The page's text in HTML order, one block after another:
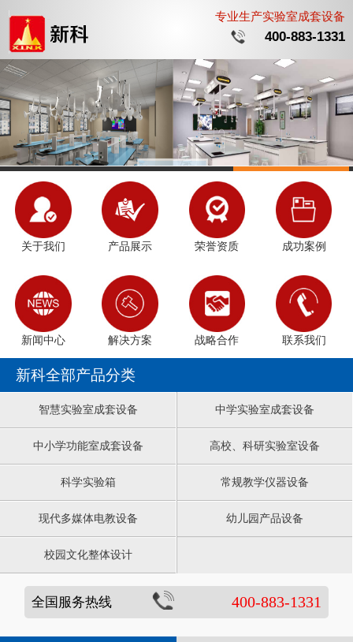
专业生产实验室成套设备
400-883-1331
关于我们 产品展示 荣誉资质 成功案例
新闻中心 解决方案 战略合作 联系我们
新科全部产品分类
智慧实验室成套设备 中学实验室成套设备
中小学功能室成套设备 高校、科研实验室设备
科学实验箱 常规教学仪器设备
现代多媒体电教设备 幼儿园产品设备
校园文化整体设计
全国服务热线 400-883-1331